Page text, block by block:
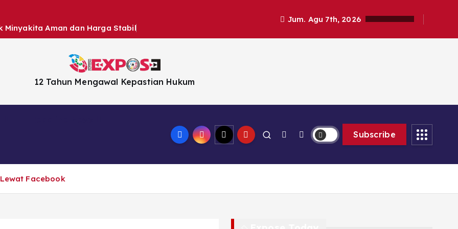
Minyakita Aman dan Harga Stabil
Jum. Agu 7th, 2026
12 Tahun Mengawal Kepastian Hukum
Subscribe
Facebook